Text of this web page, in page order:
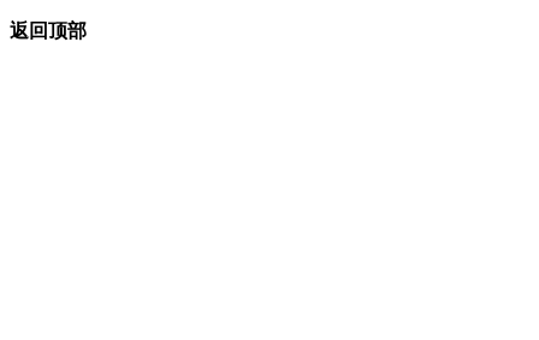
返回顶部